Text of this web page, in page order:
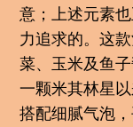
意；上述元素
力追求的。这
菜、玉米及鱼
一颗米其林星
搭配细腻气泡